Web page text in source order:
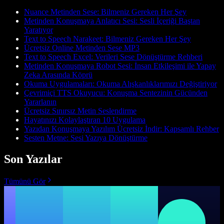
Nuance Metinden Sese: Bilmeniz Gereken Her Şey
Metinden Konuşmaya Anlatıcı Sesi: Sesli İçeriği Baştan
Yaratıyor
Text to Speech Narakeet: Bilmeniz Gereken Her Şey
Ücretsiz Online Metinden Sese MP3
Text to Speech Excel: Verileri Sese Dönüştürme Rehberi
Metinden Konuşmaya Robot Sesi: İnsan Etkileşimi ile Yapay
Zeka Arasında Köprü
Okuma Uygulamaları: Okuma Alışkanlıklarımızı Değiştiriyor
Çevrimiçi TTS Okuyucu: Konuşma Sentezinin Gücünden
Yararlanın
Ücretsiz Sınırsız Metin Seslendirme
Hayatınızı Kolaylaştıran 10 Uygulama
Yazıdan Konuşmaya Yazılım Ücretsiz İndir: Kapsamlı Rehber
Sesten Metne: Sesi Yazıya Dönüştürme
Son Yazılar
Tümünü Gör